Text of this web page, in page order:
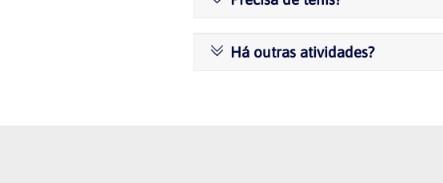
Há outras atividades?